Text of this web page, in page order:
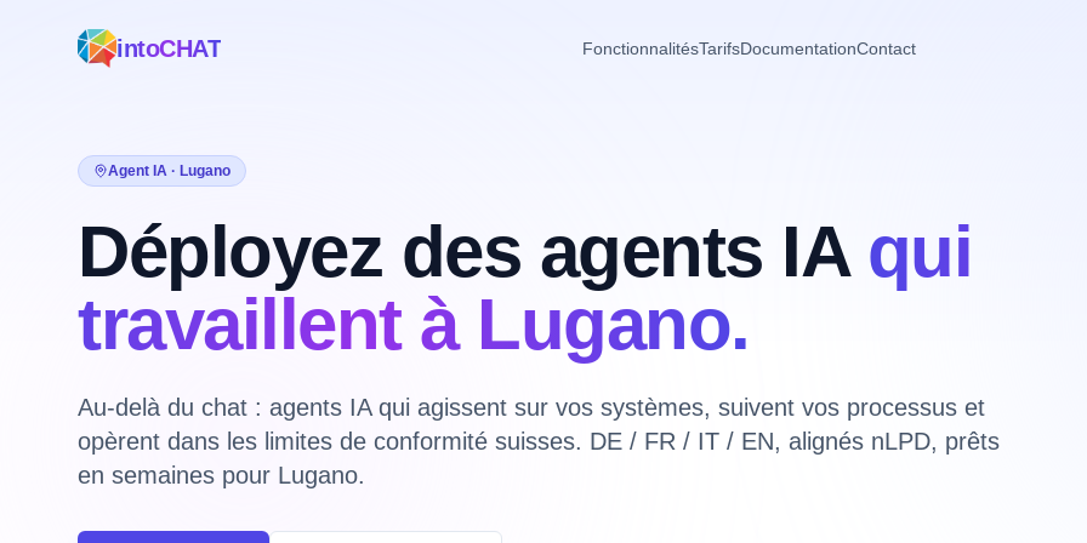
intoCHAT FonctionnalitésTarifsDocumentationContact
Agent IA · Lugano
Déployez des agents IA qui
travaillent à Lugano.
Au-delà du chat : agents IA qui agissent sur vos systèmes, suivent vos processus et
opèrent dans les limites de conformité suisses. DE / FR / IT / EN, alignés nLPD, prêts
en semaines pour Lugano.